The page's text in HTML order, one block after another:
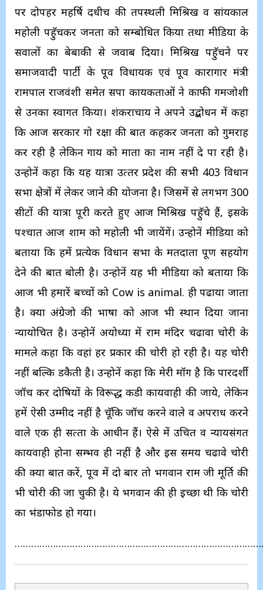
पर दोपहर महर्षि दधीच की तपस्‍थली मिश्रिख व सांयकाल
महोली पहॅुचकर जनता को सम्‍बोधित किया तथा मीडिया के
सवालों का बेबाकी से जवाब दिया। मिश्रिख पहॅुचने पर
समाजवादी पार्टी के पूर्व विधायक एवं पूर्व कारागार मंत्री
रामपाल राजवंशी समेत सपा कार्यकर्ताओं ने काफी गर्मजोशी
से उनका स्‍वागत किया। शंकराचार्य ने अपने उद्बोधन में कहा
कि आज सरकार गो रक्षा की बात कहकर जनता को गुमराह
कर रही है लेकिन गाय को माता का नाम नहीं दे पा रही है।
उन्‍होनें कहा कि यह यात्रा उत्‍तर प्रदेश की सभी 403 विधान
सभा क्षेत्रों में लेकर जाने की योजना है। जिसमें से लगभग 300
सीटों की यात्रा पूरी करते हुए आज मिश्रिख पहॅुचे हैं, इसके
पश्‍चात आज शाम को महोली भी जायेंगें। उन्‍होनें मीडिया को
बताया कि हमें प्रत्‍येक विधान सभा के मतदाता पूर्ण सहयोग
देने की बात बोली है। उन्‍होनें यह भी मीडिया को बताया कि
आज भी हमारें बच्‍चों को Cow is animal. ही पढाया जाता
है। क्‍या अंग्रेजो की भाषा को आज भी स्‍थान दिया जाना
न्‍यायोचित है। उन्‍होनें अयोध्‍या में राम मंदिर चढावा चोरी के
मामले कहा कि वहां हर प्रकार की चोरी हो रही है। यह चोरी
नहीं बल्‍कि डकैती है। उन्‍होनें कहा कि मेरी मॉग है कि पारदर्शी
जॉच कर दोषियों के विरूद्ध कडी कार्यवाही की जाये, लेकिन
हमें ऐसी उम्‍मीद नहीं है चॅूकि जॉच करने वाले व अपराध करने
वाले एक ही सत्‍ता के आधीन हैं। ऐसे में उचित व न्‍यायसंगत
कार्यवाही होना सम्‍भव ही नहीं है और इस समय चढावे चोरी
की क्‍या बात करें, पूर्व में दो बार तो भगवान राम जी मूर्ति की
भी चोरी की जा चुकी है। ये भगवान की ही इच्‍छा थी कि चोरी
का भंडाफोड हो गया।